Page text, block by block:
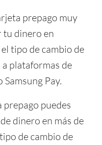
prepago muy
dinero en
tipo de cambio de
plataformas de
Pay.
prepago puedes
dinero en más de
de cambio de